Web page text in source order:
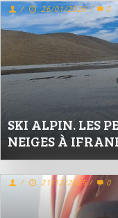
SKI ALPIN. LES
NEIGES À
/ 26/01/2026 / 0
/ 21/12/2025 / 0